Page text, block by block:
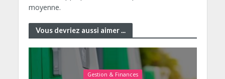
moyenne.
Vous devriez aussi aimer ...
Gestion & Finances